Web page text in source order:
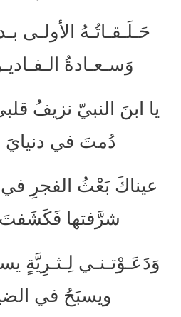
حَـلَـقـاتُـهُ الأولـى
وَسـعـادةُ
يا ابنَ النبيّ نزيفُ
دُمتَ في دنيايَ
عيناكَ بَعْثُ الفجرِ
شرَّفتها
وَدَعَـوْتـنـي لِـثـرِيَّةٍ
ويسبَحُ في